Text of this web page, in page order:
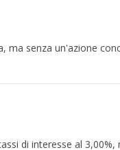
ma senza un'azione
di interesse al